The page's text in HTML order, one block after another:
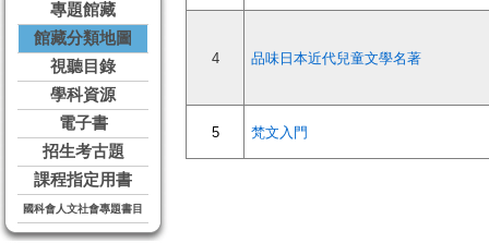
專題館藏
館藏分類地圖
視聽目錄
學科資源
電子書
招生考古題
課程指定用書
國科會人文社會專題書目
4 品味日本近代兒童文學名著
5 梵文入門